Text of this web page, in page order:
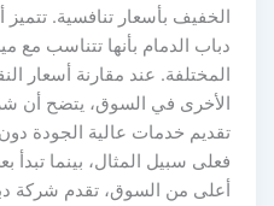
الخفيف بأسعار تنافسية. تتميز
دباب الدمام بأنها تتناسب مع
المختلفة. عند مقارنة أسعار
الأخرى في السوق، يتضح أن
تقديم خدمات عالية الجودة دون
فعلى سبيل المثال، بينما تبدأ
أعلى من السوق، تقدم شركة